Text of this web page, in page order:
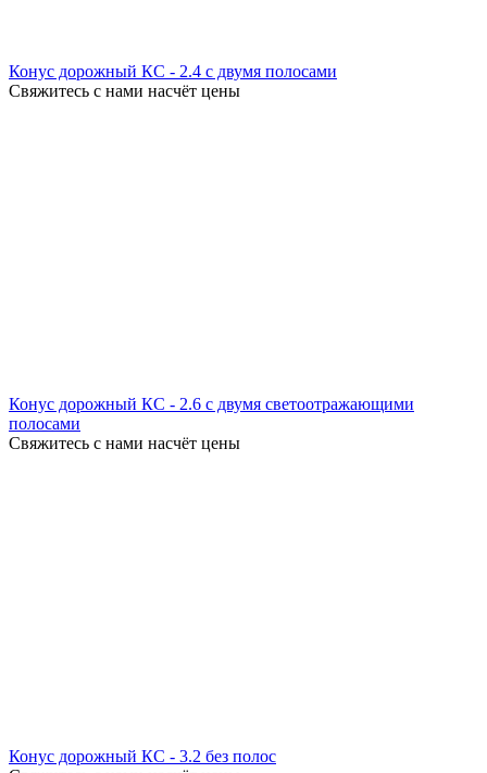
Конус дорожный КС - 2.4 с двумя полосами
Свяжитесь с нами насчёт цены
Конус дорожный КС - 2.6 с двумя светоотражающими
полосами
Свяжитесь с нами насчёт цены
Конус дорожный КС - 3.2 без полос